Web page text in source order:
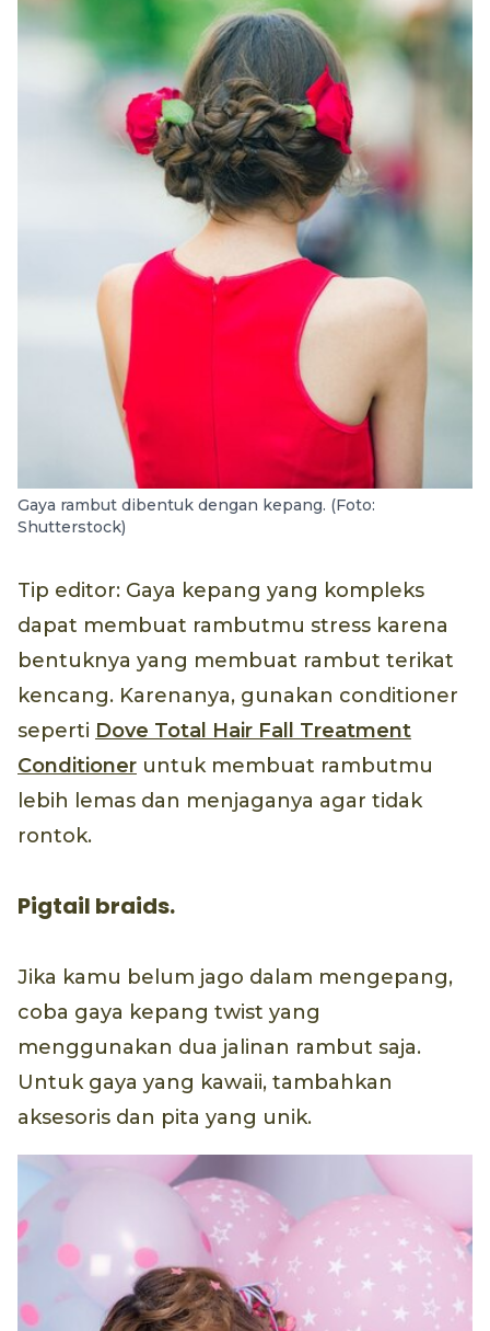
Gaya rambut dibentuk dengan kepang. (Foto:
Shutterstock)
Tip editor: Gaya kepang yang kompleks
dapat membuat rambutmu stress karena
bentuknya yang membuat rambut terikat
kencang. Karenanya, gunakan conditioner
seperti Dove Total Hair Fall Treatment
Conditioner untuk membuat rambutmu
lebih lemas dan menjaganya agar tidak
rontok.
Pigtail braids.
Jika kamu belum jago dalam mengepang,
coba gaya kepang twist yang
menggunakan dua jalinan rambut saja.
Untuk gaya yang kawaii, tambahkan
aksesoris dan pita yang unik.